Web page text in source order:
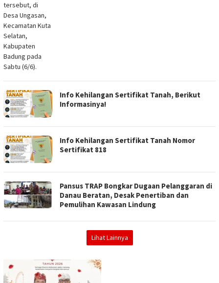
tersebut, di
Desa Ungasan,
Kecamatan Kuta
Selatan,
Kabupaten
Badung pada
Sabtu (6/6).
Info Kehilangan Sertifikat Tanah, Berikut
Informasinya!
Info Kehilangan Sertifikat Tanah Nomor
Sertifikat 818
Pansus TRAP Bongkar Dugaan Pelanggaran di
Danau Beratan, Desak Penertiban dan
Pemulihan Kawasan Lindung
Lihat Lainnya